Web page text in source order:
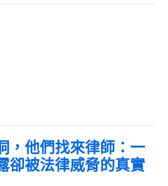
，他們找來律師：一
卻被法律威脅的真實